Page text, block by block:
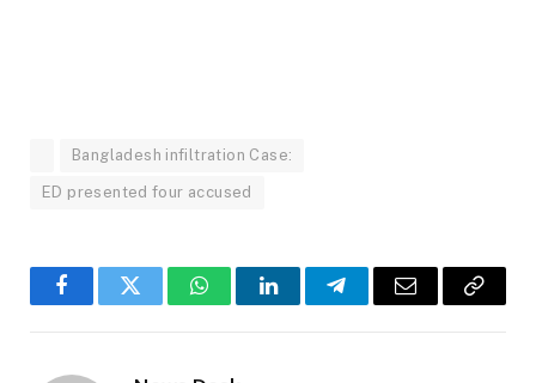
Bangladesh infiltration Case:
ED presented four accused
FacebookTwitter WhatsAppLinkedInTelegramEmail
Copy